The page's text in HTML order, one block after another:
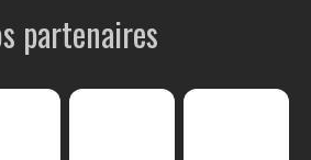
partenaires